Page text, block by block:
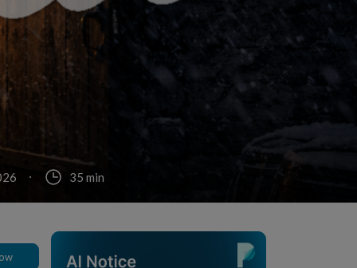
35 min